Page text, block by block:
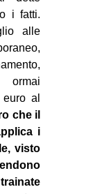
i fatti.
alle
ormai
al
che il
i
visto